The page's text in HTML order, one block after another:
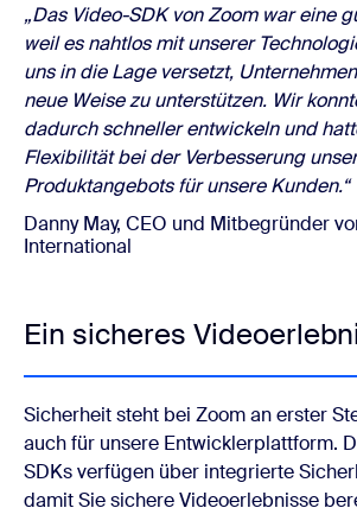
„Das Video-SDK von Zoom war eine
weil es nahtlos mit unserer
uns in die Lage versetzt,
neue Weise zu unterstützen. Wir
dadurch schneller entwickeln und
Flexibilität bei der Verbesserung
Produktangebots für unsere Kunden.“
Danny May, CEO und Mitbegründer
International
Ein sicheres
Sicherheit steht bei Zoom an erster
auch für unsere Entwicklerplattform.
SDKs verfügen über integrierte
damit Sie sichere Videoerlebnisse